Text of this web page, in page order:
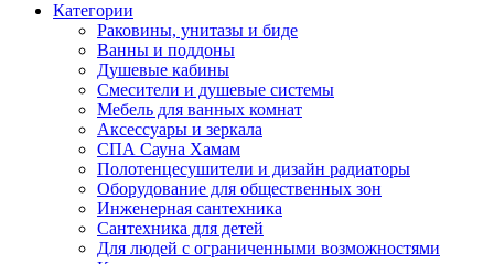
Категории
Раковины, унитазы и биде
Ванны и поддоны
Душевые кабины
Смесители и душевые системы
Мебель для ванных комнат
Аксессуары и зеркала
СПА Сауна Хамам
Полотенцесушители и дизайн радиаторы
Оборудование для общественных зон
Инженерная сантехника
Сантехника для детей
Для людей с ограниченными возможностями